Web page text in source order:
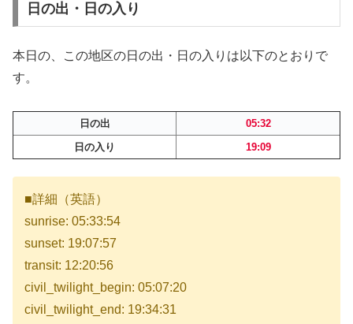
日の出・日の入り
本日の、この地区の日の出・日の入りは以下のとおりで
す。
日の出
05:32
日の入り
19:09
■詳細（英語）
sunrise: 05:33:54
sunset: 19:07:57
transit: 12:20:56
civil_twilight_begin: 05:07:20
civil_twilight_end: 19:34:31